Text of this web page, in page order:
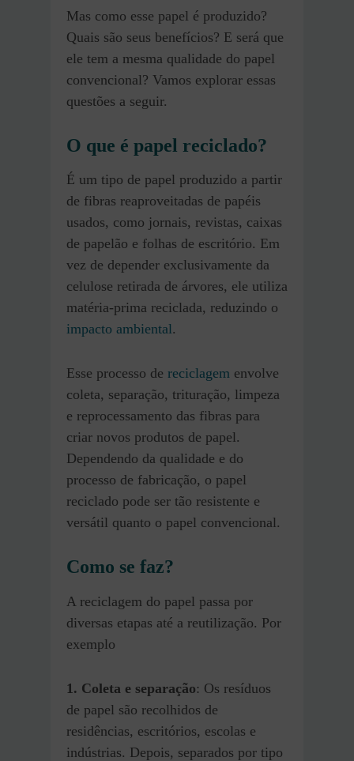
Mas como esse papel é produzido?
Quais são seus benefícios? E será que
ele tem a mesma qualidade do papel
convencional? Vamos explorar essas
questões a seguir.
O que é papel reciclado?
É um tipo de papel produzido a partir
de fibras reaproveitadas de papéis
usados, como jornais, revistas, caixas
de papelão e folhas de escritório. Em
vez de depender exclusivamente da
celulose retirada de árvores, ele utiliza
matéria-prima reciclada, reduzindo o
impacto ambiental.
Esse processo de reciclagem envolve
coleta, separação, trituração, limpeza
e reprocessamento das fibras para
criar novos produtos de papel.
Dependendo da qualidade e do
processo de fabricação, o papel
reciclado pode ser tão resistente e
versátil quanto o papel convencional.
Como se faz?
A reciclagem do papel passa por
diversas etapas até a reutilização. Por
exemplo
1. Coleta e separação: Os resíduos
de papel são recolhidos de
residências, escritórios, escolas e
indústrias. Depois, separados por tipo